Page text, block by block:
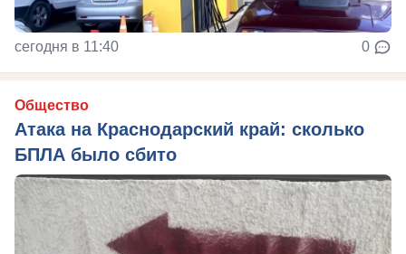
сегодня в 11:40 0
Общество
Атака на Краснодарский край: сколько
БПЛА было сбито